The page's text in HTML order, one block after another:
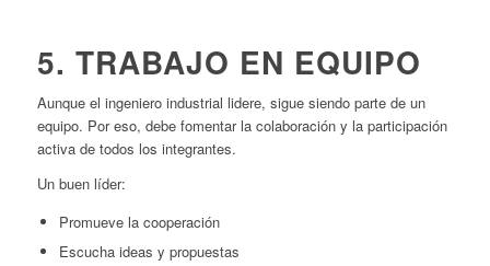
5. TRABAJO EN EQUIPO
Aunque el ingeniero industrial lidere, sigue siendo parte de un
equipo. Por eso, debe fomentar la colaboración y la participación
activa de todos los integrantes.
Un buen líder:
Promueve la cooperación
Escucha ideas y propuestas